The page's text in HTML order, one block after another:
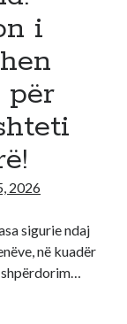
i
për
2026
sigurie ndaj
në kuadër
shpërdorim…